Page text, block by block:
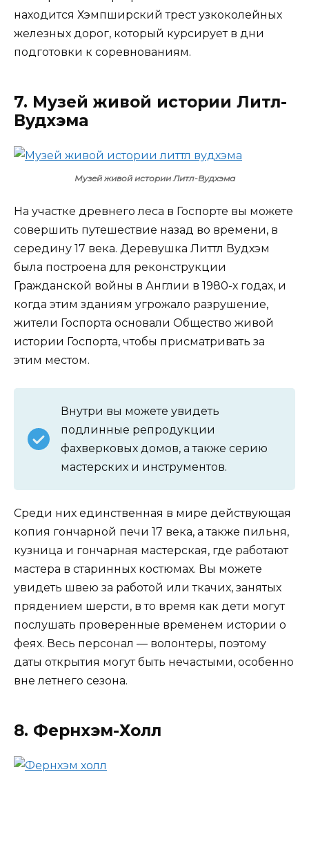
находится Хэмпширский трест узкоколейных
железных дорог, который курсирует в дни
подготовки к соревнованиям.
7. Музей живой истории Литл-
Вудхэма
Музей живой истории Литл-Вудхэма
На участке древнего леса в Госпорте вы можете
совершить путешествие назад во времени, в
середину 17 века. Деревушка Литтл Вудхэм
была построена для реконструкции
Гражданской войны в Англии в 1980-х годах, и
когда этим зданиям угрожало разрушение,
жители Госпорта основали Общество живой
истории Госпорта, чтобы присматривать за
этим местом.
Внутри вы можете увидеть
подлинные репродукции
фахверковых домов, а также серию
мастерских и инструментов.
Среди них единственная в мире действующая
копия гончарной печи 17 века, а также пильня,
кузница и гончарная мастерская, где работают
мастера в старинных костюмах. Вы можете
увидеть швею за работой или ткачих, занятых
прядением шерсти, в то время как дети могут
послушать проверенные временем истории о
феях. Весь персонал — волонтеры, поэтому
даты открытия могут быть нечастыми, особенно
вне летнего сезона.
8. Фернхэм-Холл